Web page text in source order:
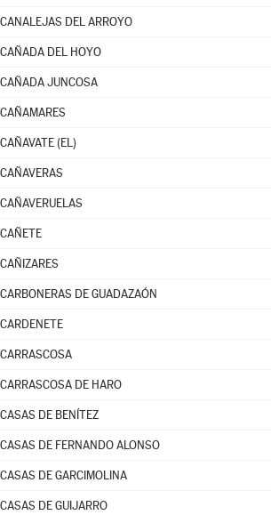
CANALEJAS DEL ARROYO
CAÑADA DEL HOYO
CAÑADA JUNCOSA
CAÑAMARES
CAÑAVATE (EL)
CAÑAVERAS
CAÑAVERUELAS
CAÑETE
CAÑIZARES
CARBONERAS DE GUADAZAÓN
CARDENETE
CARRASCOSA
CARRASCOSA DE HARO
CASAS DE BENÍTEZ
CASAS DE FERNANDO ALONSO
CASAS DE GARCIMOLINA
CASAS DE GUIJARRO